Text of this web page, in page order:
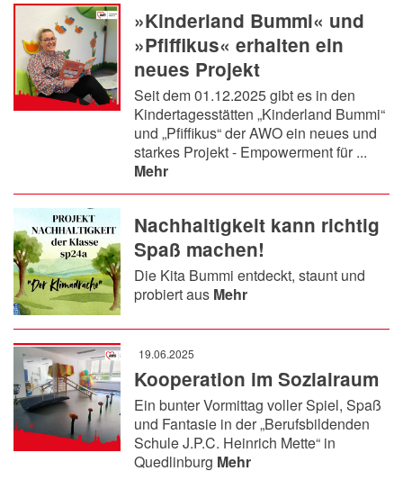
»Kinderland Bummi« und
»Pfiffikus« erhalten ein
neues Projekt
Seit dem 01.12.2025 gibt es in den
Kindertagesstätten „Kinderland Bummi“
und „Pfiffikus“ der AWO ein neues und
starkes Projekt - Empowerment für ...
Mehr
Nachhaltigkeit kann richtig
Spaß machen!
Die Kita Bummi entdeckt, staunt und
probiert aus Mehr
19.06.2025
Kooperation im Sozialraum
Ein bunter Vormittag voller Spiel, Spaß
und Fantasie in der „Berufsbildenden
Schule J.P.C. Heinrich Mette“ in
Quedlinburg Mehr